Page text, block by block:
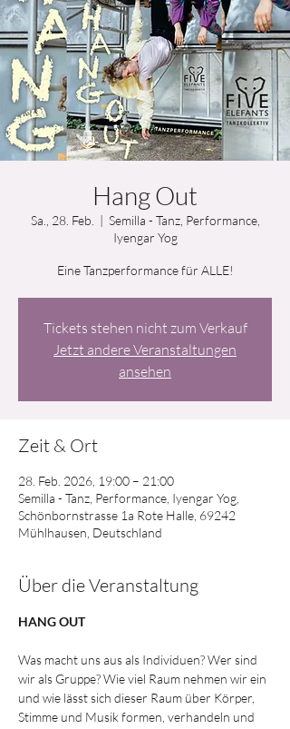
Hang Out
Sa., 28. Feb.
  |
Semilla - Tanz, Performance,
Iyengar Yog
Eine Tanzperformance für ALLE!
Tickets stehen nicht zum Verkauf
Jetzt andere Veranstaltungen
ansehen
Zeit & Ort
28. Feb. 2026, 19:00 – 21:00
Semilla - Tanz, Performance, Iyengar Yog,
Schönbornstrasse 1a Rote Halle, 69242
Mühlhausen, Deutschland
Über die Veranstaltung
HANG OUT
Was macht uns aus als Individuen? Wer sind
wir als Gruppe? Wie viel Raum nehmen wir ein
und wie lässt sich dieser Raum über Körper,
Stimme und Musik formen, verhandeln und